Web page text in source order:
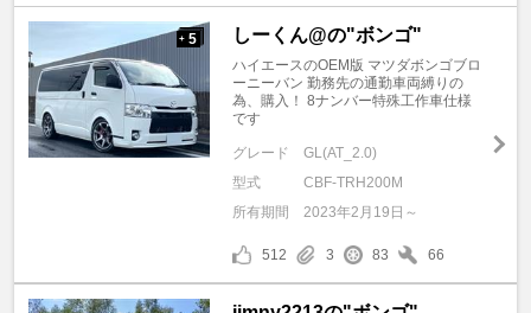
+ 5 しーくん@の"ボンゴ"
ハイエースのOEM版 マツダボンゴブロ
ーニーバン 勤務先の通勤車両縛りの
為、購入！ 8ナンバー特殊工作車仕様
です
グレード
GL(AT_2.0)
型式
CBF-TRH200M
所有期間
2023年2月19日～
512 3 83 66